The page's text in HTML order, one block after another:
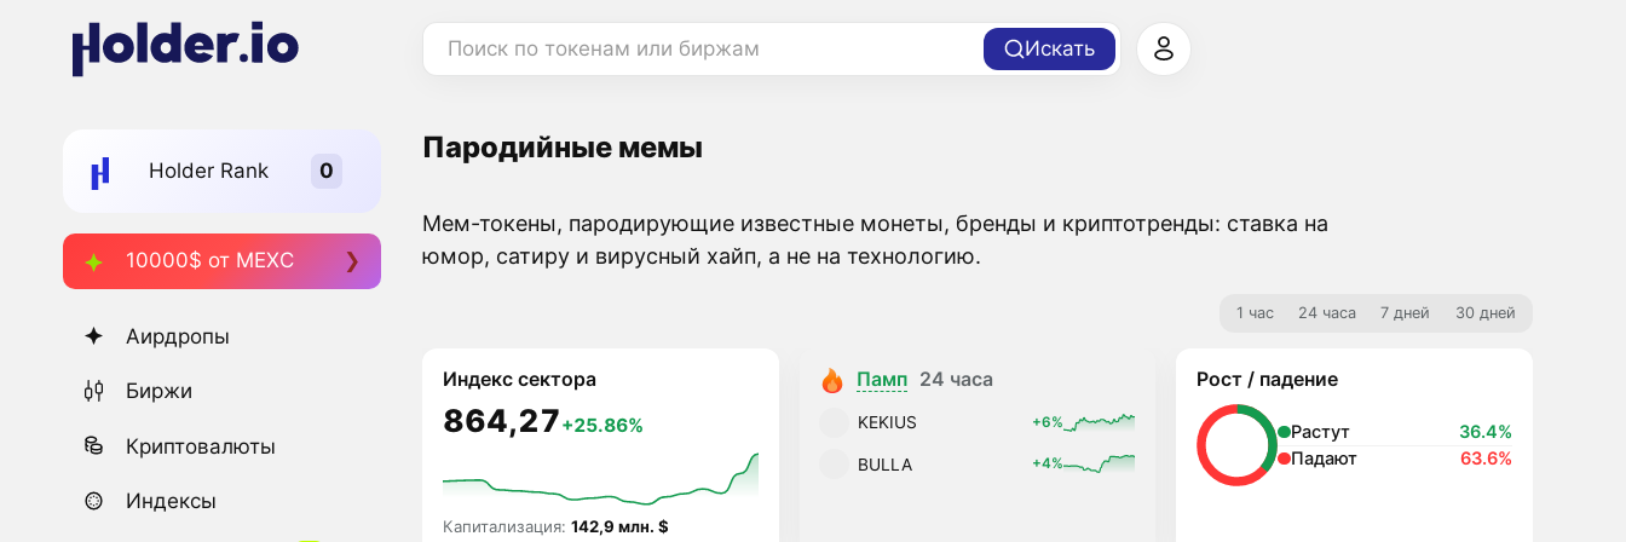
Поиск по токенам или биржам Искать
Holder Rank
10000$ от MEXC
Аирдропы
Биржи
Криптовалюты
Индексы
Пародийные мемы
Мем-токены, пародирующие известные монеты, бренды и криптотренды: ставка на
юмор, сатиру и вирусный хайп, а не на технологию.
1 час 24 часа 7 дней 30 дней
Индекс сектора
864,27+25.86%
Капитализация: 142,9 млн. $
Памп 24 часа
KEKIUS +6%
BULLA +4%
Рост / падение
Растут
36.4%
Падают
63.6%